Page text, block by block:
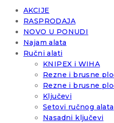
AKCIJE
RASPRODAJA
NOVO U PONUDI
Najam alata
Ručni alati
KNIPEX i WIHA
Rezne i brusne
Rezne i brusne
Ključevi
Setovi ručnog alata
Nasadni ključevi